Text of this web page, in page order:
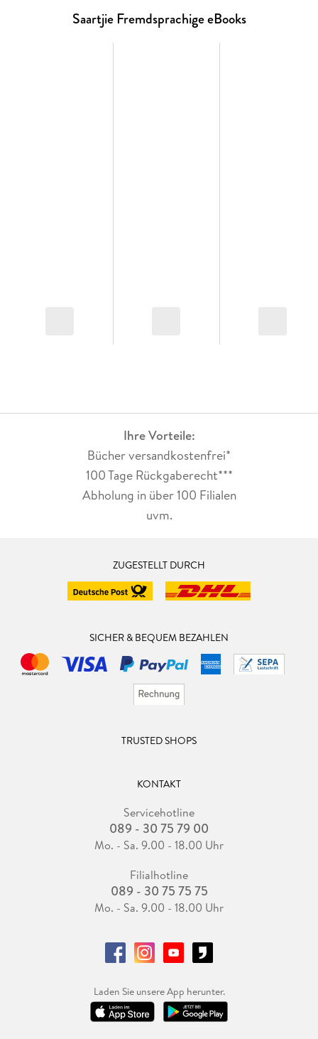
Saartjie Fremdsprachige eBooks
Ihre Vorteile:
Bücher versandkostenfrei*
100 Tage Rückgaberecht***
Abholung in über 100 Filialen
uvm.
ZUGESTELLT DURCH
SICHER & BEQUEM BEZAHLEN
TRUSTED SHOPS
KONTAKT
Servicehotline
089 - 30 75 79 00
Mo. - Sa. 9.00 - 18.00 Uhr
Filialhotline
089 - 30 75 75 75
Mo. - Sa. 9.00 - 18.00 Uhr
Laden Sie unsere App herunter.